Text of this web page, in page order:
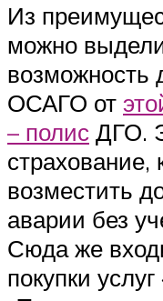
Из
можно
возможность
ОСАГО от
– полис ДГО.
страхование,
возместить
аварии без
Сюда же
покупки